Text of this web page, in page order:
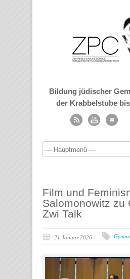
Bildung jüdischer
der Krabbelstube
Film und
Salomonowitz zu
Zwi Talk
21 Januar 2026